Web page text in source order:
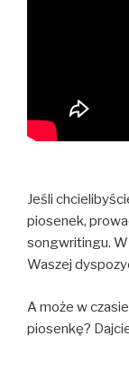
Jeśli
piosenek,
songwritingu.
Waszej
A może w
piosenkę?